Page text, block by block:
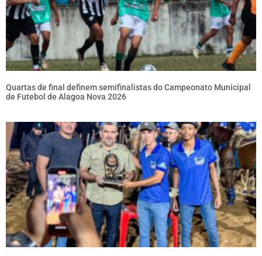
Quartas de final definem semifinalistas do Campeonato Municipal
de Futebol de Alagoa Nova 2026